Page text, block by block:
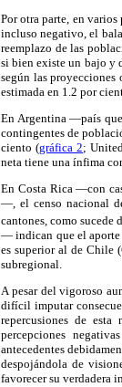
Por otra parte, en
incluso negativo, el
reemplazo de las
si bien existe un bajo y
según las
estimada en 1.2 por
En Argentina —país
contingentes de
ciento (gráfica 2;
neta tiene una ínfima
En Costa Rica —con
—, el censo nacional
cantones, como sucede
— indican que el
es superior al de Chile
subregional.
A pesar del vigoroso
difícil imputar
repercusiones de esta
percepciones
antecedentes
despojándola de
favorecer su verdadera